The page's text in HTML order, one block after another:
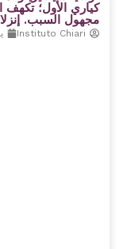
كياري الأول؛
مجهول السبب.
Instituto Chiari